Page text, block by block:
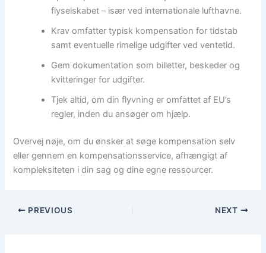
flyselskabet – især ved internationale lufthavne.
Krav omfatter typisk kompensation for tidstab
samt eventuelle rimelige udgifter ved ventetid.
Gem dokumentation som billetter, beskeder og
kvitteringer for udgifter.
Tjek altid, om din flyvning er omfattet af EU’s
regler, inden du ansøger om hjælp.
Overvej nøje, om du ønsker at søge kompensation selv
eller gennem en kompensationsservice, afhængigt af
kompleksiteten i din sag og dine egne ressourcer.
PREVIOUS NEXT